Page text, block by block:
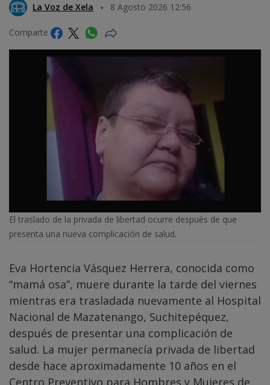
La Voz de Xela 8 Agosto 2026 12:56
Comparte
El traslado de la privada de libertad ocurre después de que
presenta una nueva complicación de salud.
Eva Hortencia Vásquez Herrera, conocida como
“mamá osa”, muere durante la tarde del viernes
mientras era trasladada nuevamente al Hospital
Nacional de Mazatenango, Suchitepéquez,
después de presentar una complicación de
salud. La mujer permanecía privada de libertad
desde hace aproximadamente 10 años en el
Centro Preventivo para Hombres y Mujeres de